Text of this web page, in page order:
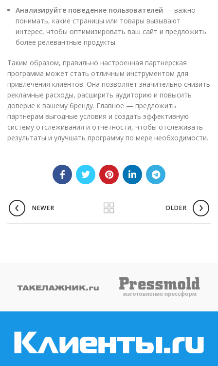
Анализируйте поведение пользователей — важно
понимать, какие страницы или товары вызывают
интерес, чтобы оптимизировать ваш сайт и предложить
более релевантные продукты.
Таким образом, правильно настроенная партнерская
программа может стать отличным инструментом для
привлечения клиентов. Она позволяет значительно снизить
рекламные расходы, расширить аудиторию и повысить
доверие к вашему бренду. Главное — предложить
партнерам выгодные условия и создать эффективную
систему отслеживания и отчетности, чтобы отслеживать
результаты и улучшать программу по мере необходимости.
NEWER OLDER